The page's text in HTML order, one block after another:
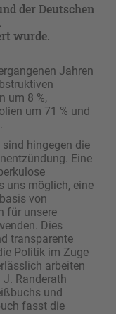
der Deutschen
wurde.
Jahren
um 8 %,
um 71 % und
hingegen die
Eine
uns möglich, eine
von
für unsere
Dies
transparente
Politik im Zuge
arbeiten
J. Randerath
und
fasst die